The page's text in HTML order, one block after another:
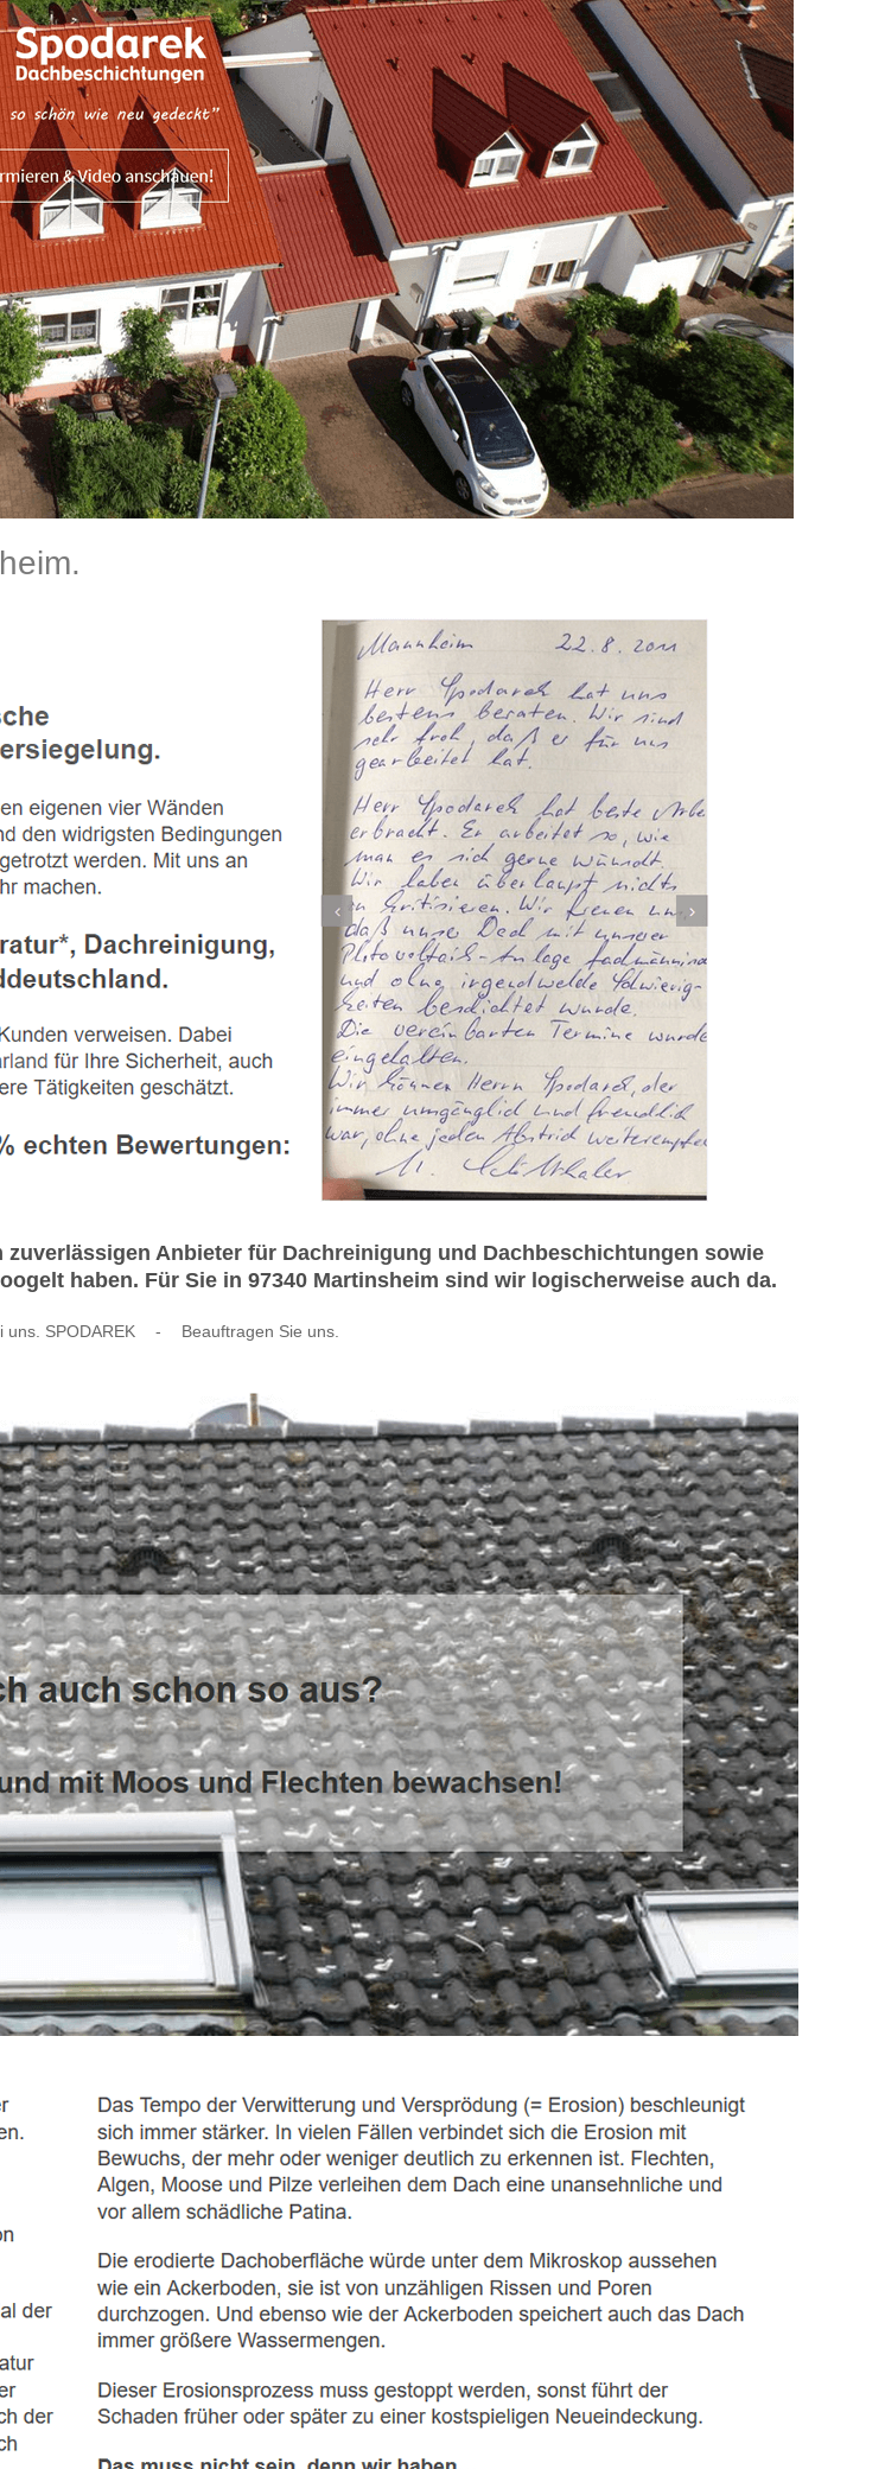
Anbieter für Dachreinigung und Dachbeschichtungen sowie
haben. Für Sie in 97340 Martinsheim sind wir logischerweise auch da.
uns. SPODAREK - Beauftragen Sie uns.